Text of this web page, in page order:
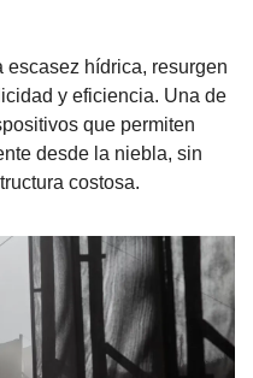
escasez hídrica, resurgen
y eficiencia. Una de
que permiten
desde la niebla, sin
costosa.